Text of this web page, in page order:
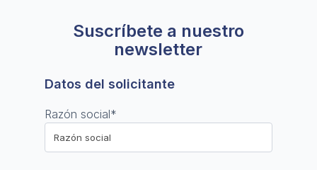
Suscríbete a nuestro
newsletter
Datos del solicitante
Razón social*